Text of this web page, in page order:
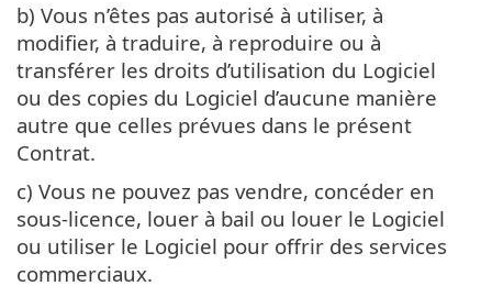
b) Vous n’êtes pas autorisé à utiliser, à
modifier, à traduire, à reproduire ou à
transférer les droits d’utilisation du Logiciel
ou des copies du Logiciel d’aucune manière
autre que celles prévues dans le présent
Contrat.
c) Vous ne pouvez pas vendre, concéder en
sous-licence, louer à bail ou louer le Logiciel
ou utiliser le Logiciel pour offrir des services
commerciaux.